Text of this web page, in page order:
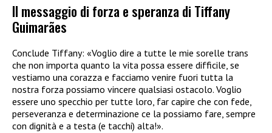
Il messaggio di forza e speranza di Tiffany
Guimarães
Conclude Tiffany: «Voglio dire a tutte le mie sorelle trans
che non importa quanto la vita possa essere difficile, se
vestiamo una corazza e facciamo venire fuori tutta la
nostra forza possiamo vincere qualsiasi ostacolo. Voglio
essere uno specchio per tutte loro, far capire che con fede,
perseveranza e determinazione ce la possiamo fare, sempre
con dignità e a testa (e tacchi) alta!».